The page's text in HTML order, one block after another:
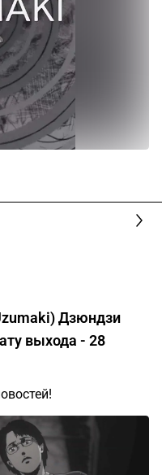
Дзюндзи
выхода - 28